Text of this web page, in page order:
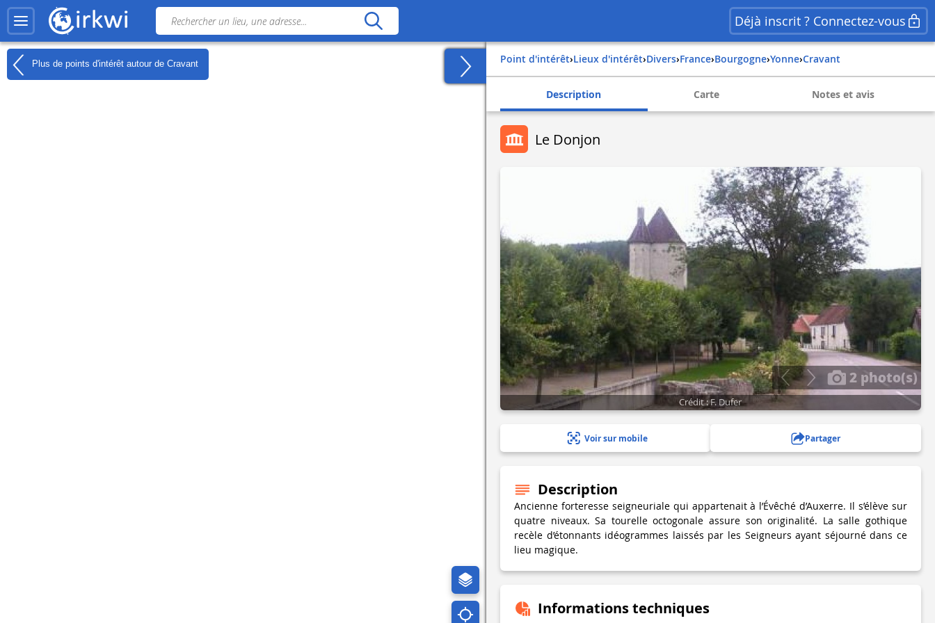
Déjà inscrit ? Connectez-vous
Plus de points d'intérêt autour de Cravant Point d'intérêt› Lieux d'intérêt› Divers› france› bourgogne› yonne› cravant
Description Carte Notes et avis
Le Donjon
2 photo(s)
Crédit : F. Dufer
Voir sur mobile Partager
Description
Ancienne forteresse seigneuriale qui appartenait à l’Évêché d’Auxerre. Il s’élève sur
quatre niveaux. Sa tourelle octogonale assure son originalité. La salle gothique
recèle d’étonnants idéogrammes laissés par les Seigneurs ayant séjourné dans ce
lieu magique.
Informations techniques